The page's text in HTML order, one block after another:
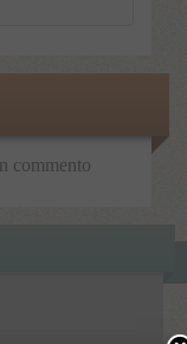
commento